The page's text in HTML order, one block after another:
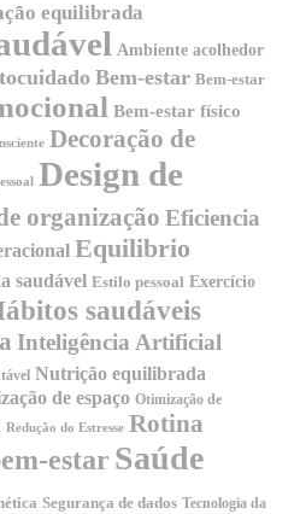
equilibrada
Ambiente acolhedor
Bem-estar Bem-estar
Bem-estar físico
Decoração de
Design de
organização Eficiencia
Equilibrio
saudável Estilo pessoal Exercício
saudáveis
Inteligência Artificial
Nutrição equilibrada
de espaço Otimização de
Redução do Estresse Rotina
estar Saúde
Segurança de dados Tecnologia da